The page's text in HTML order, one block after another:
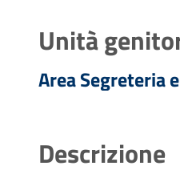
Unità
Area Segreteria
Descrizione